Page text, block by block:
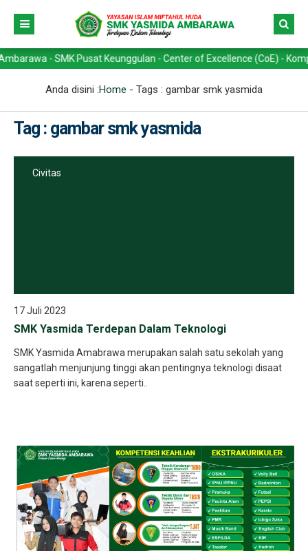
- SMK Pusat Keunggulan - Center of Excellence (CoE) -
Anda disini :Home - Tags : gambar smk yasmida
Tag : gambar smk yasmida
Civitas
17 Juli 2023
SMK Yasmida Terdepan Dalam Teknologi
SMK Yasmida Amabrawa merupakan salah satu sekolah yang
sangatlah menjunjung tinggi akan pentingnya teknologi disaat
saat seperti ini, karena seperti..